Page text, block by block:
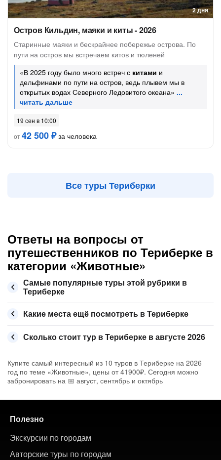
2 дня
Остров Кильдин, маяки и киты - 2026
Старинные маяки и бескрайнее побережье острова. По
пути на остров мы встречаем китов и тюленей
«В 2025 году было много встреч с китами и
дельфинами по пути на остров, ведь плывем мы в
открытых водах Северного Ледовитого океана»
19 сен в 10:00
от42 500 ₽за человека
Все туры Териберки
Ответы на вопросы от
путешественников по Териберке в
категории «Животные»
Самые популярные туры этой рубрики в
Териберке
Какие места ещё посмотреть в Териберке
Сколько стоит тур в Териберке в августе 2026
Купите самый интересный из 10 туров в Териберке на 2026
год по теме «Животные», цены от 41900₽. Сегодня можно
забронировать на 📅 август, сентябрь и октябрь
Полезно
Экскурсии по городам
Авторские туры по городам